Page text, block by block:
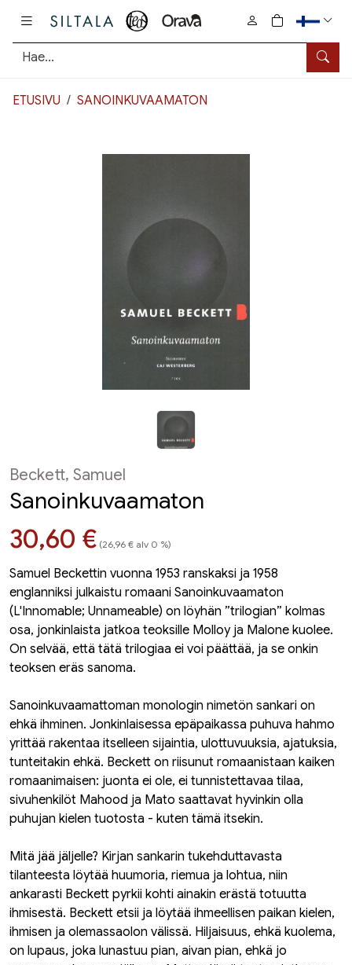
Hae
0
tuotetta
ETUSIVU SANOINKUVAAMATON
Beckett, Samuel
Sanoinkuvaamaton
Hinta nyt
30,60 € (26,96 € alv 0 %)
Samuel Beckettin vuonna 1953 ranskaksi ja 1958
englanniksi julkaistu romaani Sanoinkuvaamaton
(L'Innomable; Unnameable) on löyhän ”trilogian” kolmas
osa, jonkinlaista jatkoa teoksille Molloy ja Malone kuolee.
On selvää, että tätä trilogiaa ei voi päättää, ja se onkin
teoksen eräs sanoma.
Sanoinkuvaamattoman monologin nimetön sankari on
ehkä ihminen. Jonkinlaisessa epäpaikassa puhuva hahmo
yrittää rakentaa itselleen sijaintia, ulottuvuuksia, ajatuksia,
tunteitakin ehkä. Beckett on riisunut romaanistaan kaiken
romaanimaisen: juonta ei ole, ei tunnistettavaa tilaa,
sivuhenkilöt Mahood ja Mato saattavat hyvinkin olla
puhujan kielen tuotosta - kuten tämä itsekin.
Mitä jää jäljelle? Kirjan sankarin tukehduttavasta
tilanteesta löytää huumoria, riemua ja lohtua, niin
ankarasti Beckett pyrkii kohti ainakin erästä totuutta
ihmisestä. Beckett etsii ja löytää ihmeellisen paikan kielen,
ihmisen ja olemassaolon välissä. Hiljaisuus, ehkä kuolema,
on lupaus, joka lunastuu pian, aivan pian, ehkä jo